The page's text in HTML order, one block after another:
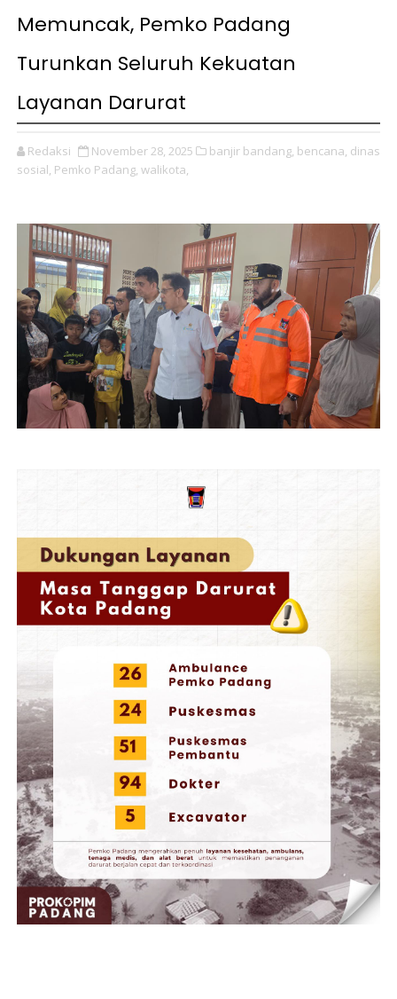
Memuncak, Pemko Padang
Turunkan Seluruh Kekuatan
Layanan Darurat
Redaksi November 28, 2025 banjir bandang, bencana, dinas
sosial, Pemko Padang, walikota,